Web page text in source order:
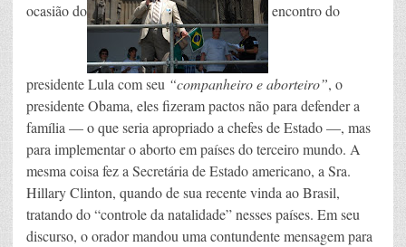
ocasião do encontro do
presidente Lula com seu “companheiro e aborteiro”, o
presidente Obama, eles fizeram pactos não para defender a
família — o que seria apropriado a chefes de Estado —, mas
para implementar o aborto em países do terceiro mundo. A
mesma coisa fez a Secretária de Estado americano, a Sra.
Hillary Clinton, quando de sua recente vinda ao Brasil,
tratando do “controle da natalidade” nesses países. Em seu
discurso, o orador mandou uma contundente mensagem para